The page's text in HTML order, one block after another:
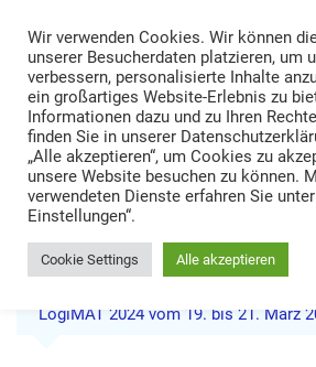
content
TRANS
Technik • Kompetenz •
LogiMAT 2024 vom 19. bis 21. März
Wir verwenden Cookies. Wir können
unserer Besucherdaten platzieren, um
verbessern, personalisierte Inhalte
ein großartiges Website-Erlebnis zu
Informationen dazu und zu Ihren
finden Sie in unserer
„Alle akzeptieren“, um Cookies zu
unsere Website besuchen zu können.
verwendeten Dienste erfahren Sie
Einstellungen“.
Cookie Settings Alle akzeptieren